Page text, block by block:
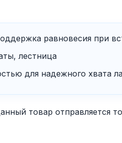
равновесия при
лестница
для надежного хвата
товар отправляется